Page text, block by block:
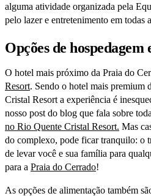
alguma atividade organizada pela
pelo lazer e entretenimento em todas
Opções de hospedagem
O hotel mais próximo da Praia do
Resort. Sendo o hotel mais premium
Cristal Resort a experiência é
nosso post do blog que fala sobre
no Rio Quente Cristal Resort. Mas
do complexo, pode ficar tranquilo: o
de levar você e sua família para
para a Praia do Cerrado!
As opções de alimentação também